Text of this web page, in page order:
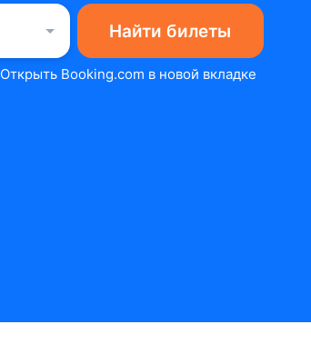
Найти билеты
Открыть Booking.com в новой вкладке